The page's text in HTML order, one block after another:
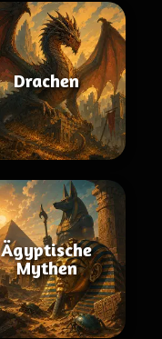
Drachen
Ägyptische
Mythen